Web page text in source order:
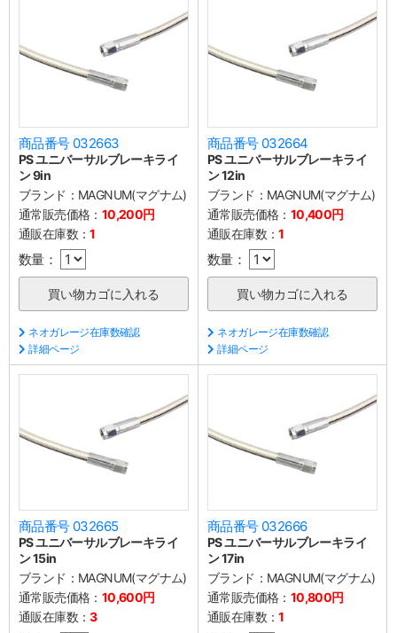
商品番号 032663
PS ユニバーサルブレーキライ
ン 9in
ブランド： MAGNUM(マグナム)
通常販売価格： 10,200円
通販在庫数：1
数量：
ネオガレージ在庫数確認
詳細ページ
商品番号 032664
PS ユニバーサルブレーキライ
ン 12in
ブランド： MAGNUM(マグナム)
通常販売価格： 10,400円
通販在庫数：1
数量：
ネオガレージ在庫数確認
詳細ページ
商品番号 032665
PS ユニバーサルブレーキライ
ン 15in
ブランド： MAGNUM(マグナム)
通常販売価格： 10,600円
通販在庫数：3
商品番号 032666
PS ユニバーサルブレーキライ
ン 17in
ブランド： MAGNUM(マグナム)
通常販売価格： 10,800円
通販在庫数：1